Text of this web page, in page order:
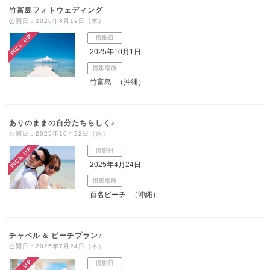
アクセス/TEL
こだわりポイント
海での撮影
竹富島フォトウェディング
公開日：2026年3月19日（木）
PICK UP 撮影日
2025年10月1日
撮影場所
竹富島 （沖縄）
ありのままの自分たちらしく♪
公開日：2025年10月22日（水）
PICK UP 撮影日
2025年4月24日
撮影場所
百名ビーチ （沖縄）
チャペル & ビーチプラン♪
公開日：2025年7月24日（木）
撮影日